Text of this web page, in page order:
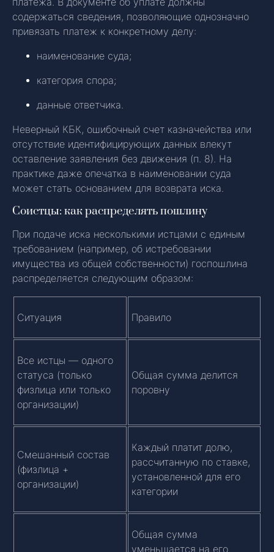
содержаться сведения, позволяющие однозначно
привязать платеж к конкретному делу:
наименование суда;
категория спора;
данные ответчика.
Неверный КБК, ошибочный счет казначейства или
отсутствие идентифицирующих данных влекут
оставление заявления без движения (п. 8). На
практике даже опечатка в наименовании суда
может стать основанием для возврата иска.
Соистцы: как распределять пошлину
При подаче иска несколькими истцами с единым
требованием (например, об истребовании
имущества из общей собственности) госпошлина
распределяется следующим образом:
Ситуация Правило
Все истцы — одного
статуса (только
физлица или только
организации)
Общая сумма делится
поровну
Смешанный состав
(физлица +
организации)
Каждый платит долю,
рассчитанную по ставке,
установленной для его
категории
Общая сумма
уменьшается на его